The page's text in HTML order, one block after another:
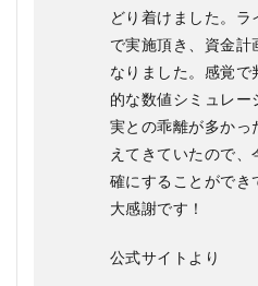
どり着けました。
で実施頂き、資金計
なりました。感覚
的な数値シミュレー
実との乖離が多かっ
えてきていたので
確にすることができ
大感謝です！
公式サイトより